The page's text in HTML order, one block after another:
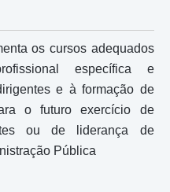
os cursos adequados
específica e
e à formação de
o futuro exercício de
ou de liderança de
Pública